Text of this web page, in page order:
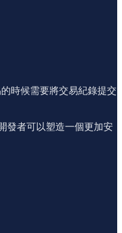
時候需要將交易紀錄提交
發者可以塑造一個更加安